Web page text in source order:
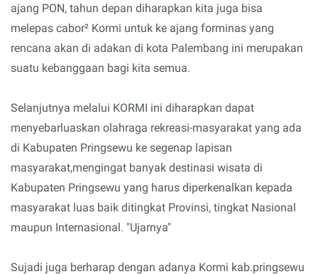
ajang PON, tahun depan diharapkan kita juga bisa
melepas cabor² Kormi untuk ke ajang forminas yang
rencana akan di adakan di kota Palembang ini merupakan
suatu kebanggaan bagi kita semua.
Selanjutnya melalui KORMI ini diharapkan dapat
menyebarluaskan olahraga rekreasi-masyarakat yang ada
di Kabupaten Pringsewu ke segenap lapisan
masyarakat,mengingat banyak destinasi wisata di
Kabupaten Pringsewu yang harus diperkenalkan kepada
masyarakat luas baik ditingkat Provinsi, tingkat Nasional
maupun Internasional. "Ujarnya"
Sujadi juga berharap dengan adanya Kormi kab.pringsewu